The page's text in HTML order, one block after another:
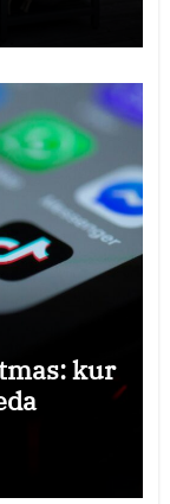
kur